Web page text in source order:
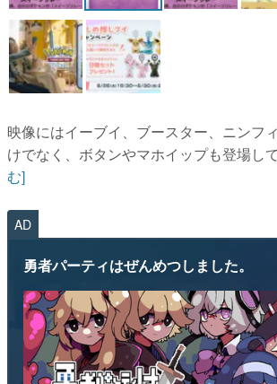
映像にはイーブイ、ブースター、ニンフ
けでなく、ボタンやマホイップも登場し
む]
AD
勇者パーティはぜんめつしました。